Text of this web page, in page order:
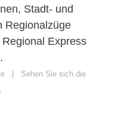
Stadt- und
Regionalzüge
Express
Sehen Sie sich die